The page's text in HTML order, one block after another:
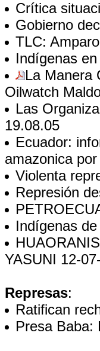
Crítica
Gobierno
TLC:
Indígenas
La Manera
Oilwatch
Las
19.08.05
Ecuador:
amazonica
Violenta
Represión
Indígenas
YASUNI 12-
Represas:
Ratifican
Presa Baba: